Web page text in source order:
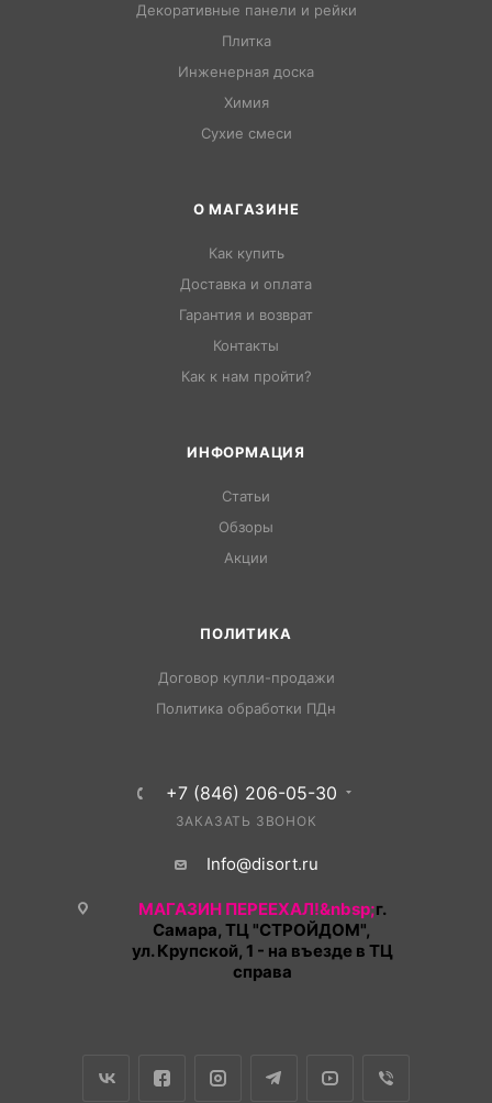
Декоративные панели и рейки
Плитка
Инженерная доска
Химия
Сухие смеси
О МАГАЗИНЕ
Как купить
Доставка и оплата
Гарантия и возврат
Контакты
Как к нам пройти?
ИНФОРМАЦИЯ
Статьи
Обзоры
Акции
ПОЛИТИКА
Договор купли-продажи
Политика обработки ПДн
+7 (846) 206-05-30
ЗАКАЗАТЬ ЗВОНОК
Info@disort.ru
МАГАЗИН ПЕРЕЕХАЛ!&nbsp;г.
Самара, ТЦ "СТРОЙДОМ",
ул. Крупской, 1 - на въезде в ТЦ
справа